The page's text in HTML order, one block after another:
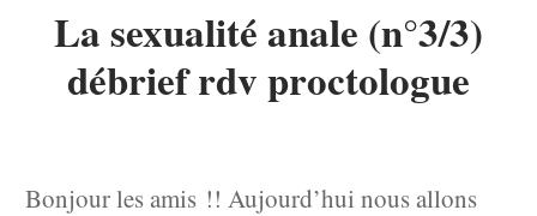
La sexualité anale (n°3/3)
débrief rdv proctologue
Bonjour les amis !! Aujourd’hui nous allons